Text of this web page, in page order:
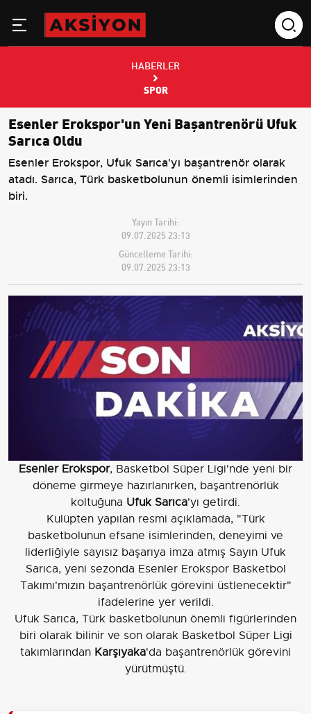
HABERLER
SPOR
Esenler Erokspor'un Yeni Başantrenörü Ufuk
Sarıca Oldu
Esenler Erokspor, Ufuk Sarıca'yı başantrenör olarak
atadı. Sarıca, Türk basketbolunun önemli isimlerinden
biri.
Yayın Tarihi:
09.07.2025 23:13
Güncelleme Tarihi:
09.07.2025 23:13
Esenler Erokspor, Basketbol Süper Ligi'nde yeni bir
döneme girmeye hazırlanırken, başantrenörlük
koltuğuna Ufuk Sarıca'yı getirdi.
Kulüpten yapılan resmi açıklamada, "Türk
basketbolunun efsane isimlerinden, deneyimi ve
liderliğiyle sayısız başarıya imza atmış Sayın Ufuk
Sarıca, yeni sezonda Esenler Erokspor Basketbol
Takımı'mızın başantrenörlük görevini üstlenecektir"
ifadelerine yer verildi.
Ufuk Sarıca, Türk basketbolunun önemli figürlerinden
biri olarak bilinir ve son olarak Basketbol Süper Ligi
takımlarından Karşıyaka'da başantrenörlük görevini
yürütmüştü.